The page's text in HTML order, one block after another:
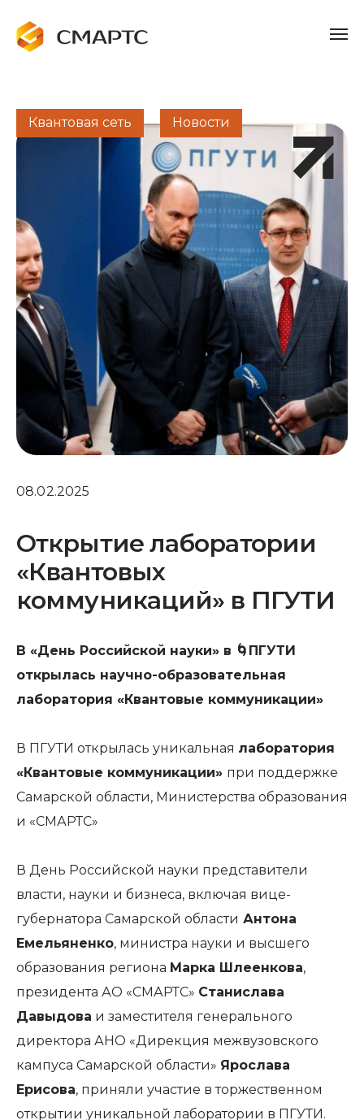
Квантовая сеть Новости
08.02.2025
Открытие лаборатории
«Квантовых
коммуникаций» в ПГУТИ
В «День Российской науки» в 🌀ПГУТИ
открылась научно-образовательная
лаборатория «Квантовые коммуникации»
В ПГУТИ открылась уникальная лаборатория
«Квантовые коммуникации» при поддержке
Самарской области, Министерства образования
и «СМАРТС»
В День Российской науки представители
власти, науки и бизнеса, включая вице-
губернатора Самарской области Антона
Емельяненко, министра науки и высшего
образования региона Марка Шлеенкова,
президента АО «СМАРТС» Станислава
Давыдова и заместителя генерального
директора АНО «Дирекция межвузовского
кампуса Самарской области» Ярослава
Ерисова, приняли участие в торжественном
открытии уникальной лаборатории в ПГУТИ.